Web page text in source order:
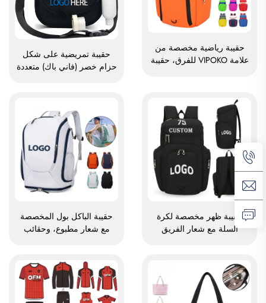
حقيبة رياضية مخصصة من
علامة VIPOKO للفرق، حقيبة
حقيبة رياضية كاجوال لكرة
السلة، حقيبة سفر لكرة السلة
حقيبة تمريضية على شكل
حزام خصر (فاني باك) متعددة
والممرضات، وحقائب تمريض
طبية
حقيبة ظهر مخصصة لكرة
السلة مع شعار الفريق
ومخصصة للطباعة بالتسامي،
لكرة القدم وكرة السلة
حقيبة الباكل بول المخصصة
مع شعار مطبوع، وحقائب
الريشة، وحقيبة البادل والتنس
وريشة الطائر لمضارب الريشة